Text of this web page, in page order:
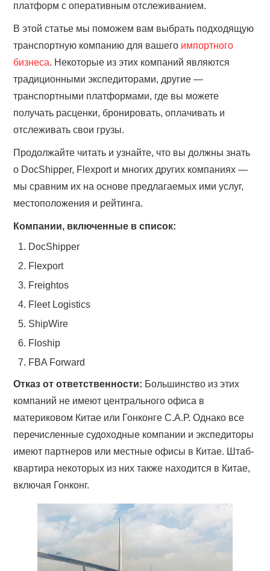
ТОВАРЫ ИЗ КИТАЯ
КОНТАКТЫ
платформ с оперативным отслеживанием.
В этой статье мы поможем вам выбрать подходящую
транспортную компанию для вашего импортного
бизнеса. Некоторые из этих компаний являются
традиционными экспедиторами, другие —
транспортными платформами, где вы можете
получать расценки, бронировать, оплачивать и
отслеживать свои грузы.
Продолжайте читать и узнайте, что вы должны знать
о DocShipper, Flexport и многих других компаниях —
мы сравним их на основе предлагаемых ими услуг,
местоположения и рейтинга.
Компании, включенные в список:
DocShipper
Flexport
Freightos
Fleet Logistics
ShipWire
Floship
FBA Forward
Отказ от ответственности: Большинство из этих
компаний не имеют центрального офиса в
материковом Китае или Гонконге С.А.Р. Однако все
перечисленные судоходные компании и экспедиторы
имеют партнеров или местные офисы в Китае. Штаб-
квартира некоторых из них также находится в Китае,
включая Гонконг.